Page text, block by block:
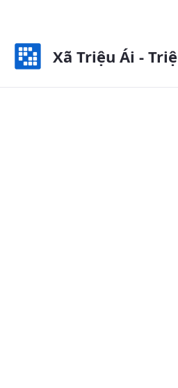
Xã Triệu Ái -